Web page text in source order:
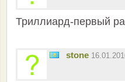
Триллиард-первый
stone